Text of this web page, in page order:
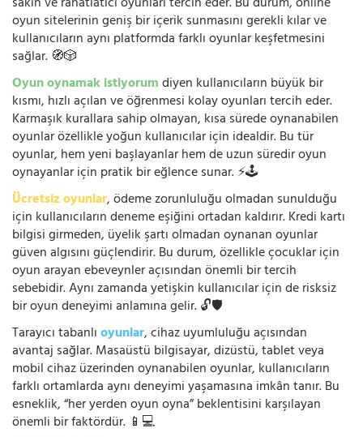
oyun sitelerinin geniş bir içerik sunmasını gerekli kılar ve
kullanıcıların aynı platformda farklı oyunlar keşfetmesini
sağlar. 🧭🎲
Oyun oynamak istiyorumdiyen kullanıcıların büyük bir
kısmı, hızlı açılan ve öğrenmesi kolay oyunları tercih eder.
Karmaşık kurallara sahip olmayan, kısa sürede oynanabilen
oyunlar özellikle yoğun kullanıcılar için idealdir. Bu tür
oyunlar, hem yeni başlayanlar hem de uzun süredir oyun
oynayanlar için pratik bir eğlence sunar. ⚡🕹️
Ücretsiz oyunlar, ödeme zorunluluğu olmadan sunulduğu
için kullanıcıların deneme eşiğini ortadan kaldırır. Kredi kartı
bilgisi girmeden, üyelik şartı olmadan oynanan oyunlar
güven algısını güçlendirir. Bu durum, özellikle çocuklar için
oyun arayan ebeveynler açısından önemli bir tercih
sebebidir. Aynı zamanda yetişkin kullanıcılar için de risksiz
bir oyun deneyimi anlamına gelir. 🔓🛡️
Tarayıcı tabanlıoyunlar, cihaz uyumluluğu açısından
avantaj sağlar. Masaüstü bilgisayar, dizüstü, tablet veya
mobil cihaz üzerinden oynanabilen oyunlar, kullanıcıların
farklı ortamlarda aynı deneyimi yaşamasına imkân tanır. Bu
esneklik, “her yerden oyun oyna” beklentisini karşılayan
önemli bir faktördür. 📱💻